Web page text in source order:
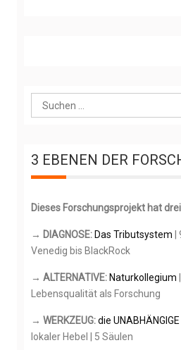
u
e
n
a
h
3 EBENEN DER
Dieses Forschungsprojekt hat
→ DIAGNOSE: Das Tributsystem
Venedig bis BlackRock
→ ALTERNATIVE: Naturkollegium
Lebensqualität als Forschung
→ WERKZEUG:die UNABHÄNGIGE
lokaler Hebel | 5 Säulen